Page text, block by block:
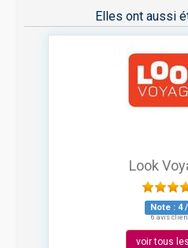
Elles ont aussi
Look
Note : 4/
6 avis
voir tous